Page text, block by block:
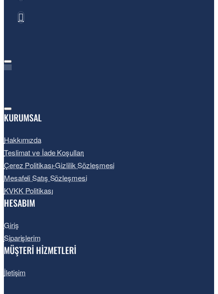
KURUMSAL
Hakkımızda
Teslimat ve İade Koşulları
Çerez Politikası-Gizlilik Sözleşmesi
Mesafeli Satış Sözleşmesi
KVKK Politikası
HESABIM
Giriş
Siparişlerim
MÜŞTERİ HİZMETLERİ
İletişim